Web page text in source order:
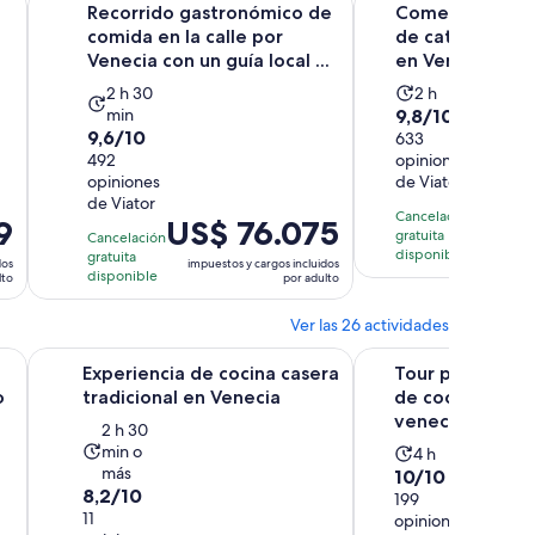
Recorrido gastronómico de
comida en la calle por
Venecia con un guía local ...
La
actividad
dura
2
horas
30
minutos
2 h 30
min
9.6
de
10
con
492
opiniones
9,6/10
492
opiniones
de Viator
Cancelación
gratuita
disponible
El
precio
de
por
adulto
US$ 76.075
impuestos y cargos incluidos
por adulto
Comer, beber
de cata de
en Venecia
La
actividad
dura
2
horas
2 h
9.8
de
10
con
633
opiniones
9,8/10
633
opiniones
de Viator
Cancelación
gratuita
disponible
Ver las 26 actividades
pestaña
cristal de Murano Se abrirá en una nueva pestaña
Experiencia de cocina casera
tradicional en Venecia
La
actividad
dura
2
2 h 30
min o
más
8.2
de
8,2/10
11
Experiencia de cocina casera tradicional en Venecia
Tour por el
de cocina con
veneciano local
La
actividad
dura
4
4 h
10.0
de
10
10/10
199
opiniones
Tour por el mercado